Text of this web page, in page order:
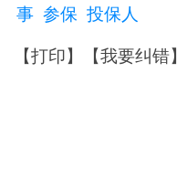
事 参保 投保人
【打印】【我要纠错